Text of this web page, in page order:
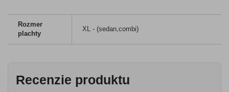
Rozmer
plachty
XL - (sedan,combi)
Recenzie produktu